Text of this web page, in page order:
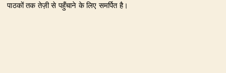
पाठकों तक तेज़ी से पहुँचाने के लिए समर्पित है।